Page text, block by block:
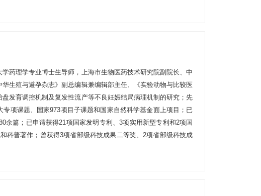
药理学专业博士生导师，上海市生物医药技术研究院副院长、中
生殖与避孕杂志》副总编辑兼编辑部主任、《实验动物与比较医
发育调控机制及复发性流产等不良妊娠结局病理机制的研究；先
专项课题、国家973项目子课题和国家自然科学基金面上项目；已
余篇；已申请获得21项国家发明专利、3项实用新型专利和2项国
科普著作；曾获得3项省部级科技成果二等奖、2项省部级科技成